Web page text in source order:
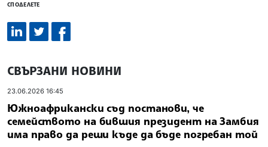
СПОДЕЛЕТЕ
СВЪРЗАНИ НОВИНИ
23.06.2026 16:45
Южноафрикански съд постанови, че
семейството на бившия президент на Замбия
има право да реши къде да бъде погребан той